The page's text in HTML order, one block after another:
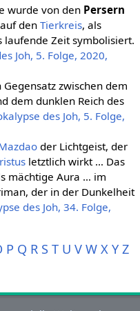
wurde von den Persern
den Tierkreis, als
laufende Zeit symbolisiert.
Joh, 5. Folge, 2020,
Gegensatz zwischen dem
dem dunklen Reich des
des Joh, 5. Folge,
der Lichtgeist, der
letztlich wirkt … Das
mächtige Aura … im
der in der Dunkelheit
des Joh, 34. Folge,
P Q R S T U V W X Y Z